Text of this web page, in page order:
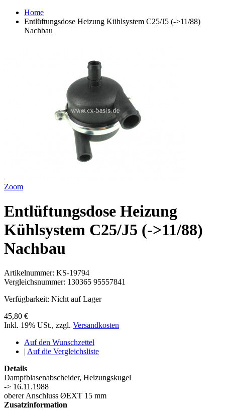
Home
Entlüftungsdose Heizung Kühlsystem C25/J5 (->11/88)
Nachbau
Zoom
Entlüftungsdose Heizung
Kühlsystem C25/J5 (->11/88)
Nachbau
Artikelnummer: KS-19794
Vergleichsnummer: 130365 95557841
Verfügbarkeit: Nicht auf Lager
45,80 €
Inkl. 19% USt., zzgl. Versandkosten
Auf den Wunschzettel
| Auf die Vergleichsliste
Details
Dampfblasenabscheider, Heizungskugel
-> 16.11.1988
oberer Anschluss ØEXT 15 mm
Zusatzinformation